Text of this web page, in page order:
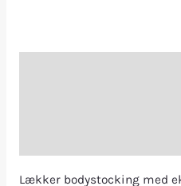
Lækker bodystocking med